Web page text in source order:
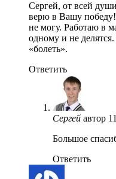
Сергей, от всей
верю в Вашу
не могу. Работаю в
одному и не
«болеть».
Ответить
Сергей автор
Большое
Ответить